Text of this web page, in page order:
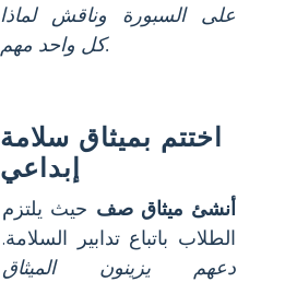
على السبورة وناقش لماذا
كل واحد مهم.
اختتم بميثاق سلامة
إبداعي
أنشئ ميثاق صف حيث يلتزم
الطلاب باتباع تدابير السلامة.
دعهم يزينون الميثاق